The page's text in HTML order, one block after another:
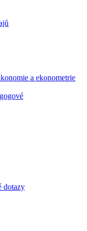
a ekonometrie
dotazy